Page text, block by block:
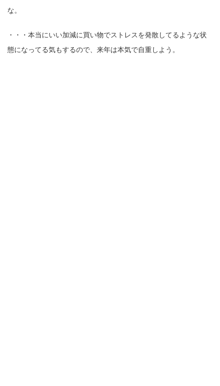
な。
・・・本当にいい加減に買い物でストレスを発散してるような状
態になってる気もするので、来年は本気で自重しよう。